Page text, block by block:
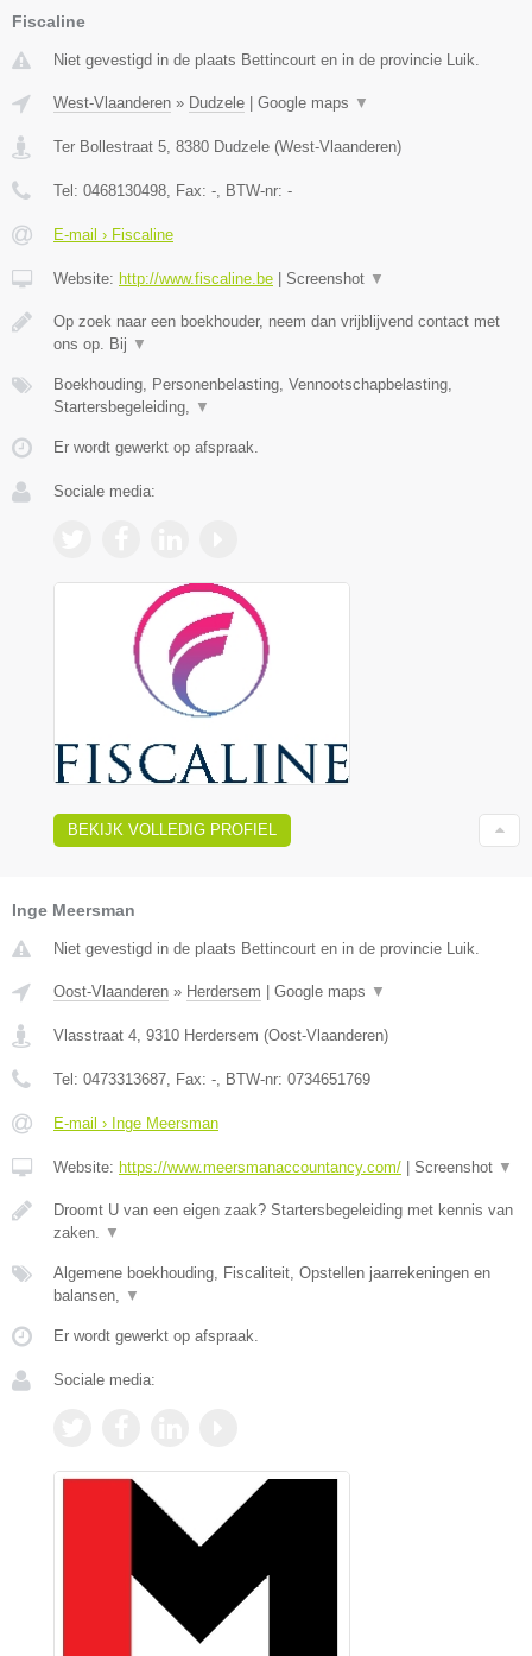
Fiscaline
Niet gevestigd in de plaats Bettincourt en in de provincie Luik.
West-Vlaanderen » Dudzele Google maps ▼
Ter Bollestraat 5 8380 Dudzele (West-Vlaanderen)
Tel: 0468130498 , Fax: - , BTW-nr: -
E-mail › Fiscaline
Website: http://www.fiscaline.be Screenshot ▼
Op zoek naar een boekhouder, neem dan vrijblijvend contact met
ons op. Bij ▼
Boekhouding, Personenbelasting, Vennootschapbelasting,
Startersbegeleiding,
▼
Er wordt gewerkt op afspraak.
Sociale media:
BEKIJK VOLLEDIG PROFIEL
Inge Meersman
Niet gevestigd in de plaats Bettincourt en in de provincie Luik.
Oost-Vlaanderen » Herdersem | Google maps ▼
Vlasstraat 4 9310 Herdersem (Oost-Vlaanderen)
Tel: 0473313687 , Fax: - , BTW-nr: 0734651769
E-mail › Inge Meersman
Website: https://www.meersmanaccountancy.com/ | Screenshot ▼
Droomt U van een eigen zaak? Startersbegeleiding met kennis van
zaken.
▼
Algemene boekhouding, Fiscaliteit, Opstellen jaarrekeningen en
balansen,
▼
Er wordt gewerkt op afspraak.
Sociale media: